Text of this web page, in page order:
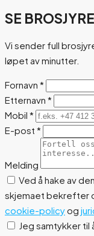
SE BROSJYRE
Vi sender full
løpet av minutter.
Fornavn *
Etternavn *
Mobil *
E-post *
Melding
Ved å hake av
skjemaet bekrefter
cookie-policyog
Jeg samtykker